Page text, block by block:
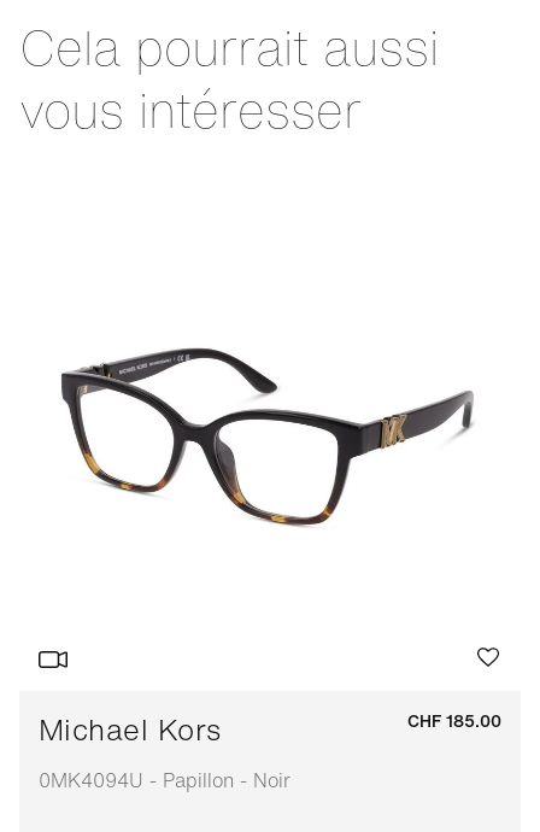
Cela pourrait aussi
vous intéresser
Michael Kors
0MK4094U - Papillon - Noir
CHF 185.00